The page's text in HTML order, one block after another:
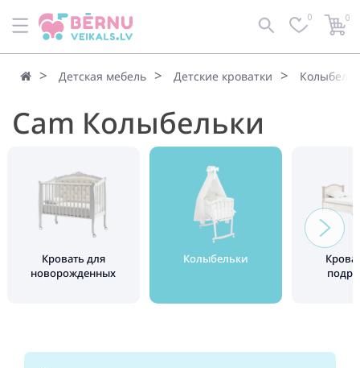
0 0
Детская мебель Детские кроватки
Cam Колыбельки
Кровать для
новорожденных
Колыбельки